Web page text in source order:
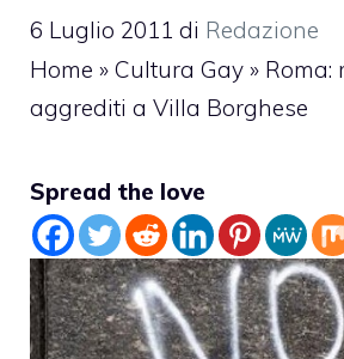
6 Luglio 2011 di Redazione
Home » Cultura Gay » Roma:
aggrediti a Villa Borghese
Spread the love